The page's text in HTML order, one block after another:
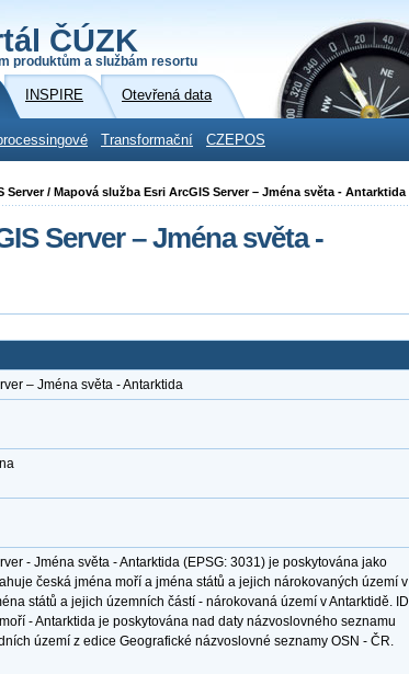
ČÚZK
produktům a službám resortu
INSPIRE Otevřená data
Transformační CZEPOS
/ Mapová služba Esri ArcGIS Server – Jména světa - Antarktida
Server – Jména světa -
– Jména světa - Antarktida
- Jména světa - Antarktida (EPSG: 3031) je poskytována jako
česká jména moří a jména států a jejich nárokovaných území v
států a jejich územních částí - nárokovaná území v Antarktidě. ID
- Antarktida je poskytována nad daty názvoslovného seznamu
území z edice Geografické názvoslovné seznamy OSN - ČR.